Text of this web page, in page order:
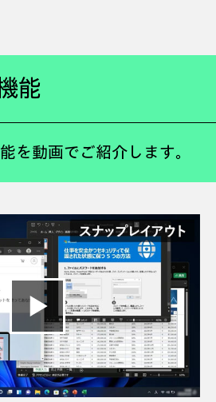
能
を動画でご紹介します。